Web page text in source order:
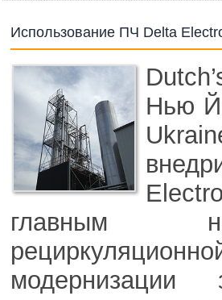
Использование ПЧ Delta
Нью
главным
модернизации